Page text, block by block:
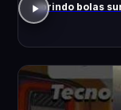
abrindo bolas